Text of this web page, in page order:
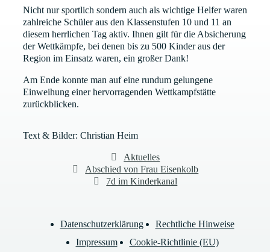
Nicht nur sportlich sondern auch als wichtige Helfer waren
zahlreiche Schüler aus den Klassenstufen 10 und 11 an
diesem herrlichen Tag aktiv. Ihnen gilt für die Absicherung
der Wettkämpfe, bei denen bis zu 500 Kinder aus der
Region im Einsatz waren, ein großer Dank!
Am Ende konnte man auf eine rundum gelungene
Einweihung einer hervorragenden Wettkampfstätte
zurückblicken.
Text & Bilder: Christian Heim
Kategorien
Aktuelles
Abschied von Frau Eisenkolb
7d im Kinderkanal
Datenschutzerklärung
Rechtliche Hinweise
Impressum
Cookie-Richtlinie (EU)